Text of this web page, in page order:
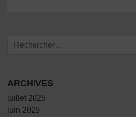
Recherche pour :
ARCHIVES
juillet 2025
juin 2025